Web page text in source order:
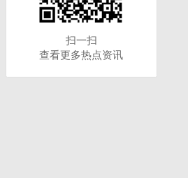
扫一扫
查看更多热点资讯
扫一扫
查看更多热点资讯